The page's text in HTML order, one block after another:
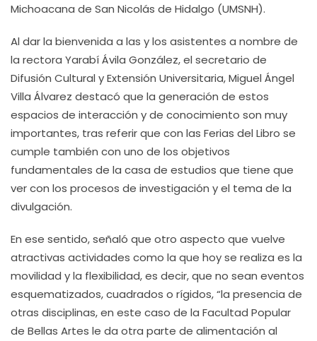
Michoacana de San Nicolás de Hidalgo (UMSNH).
Al dar la bienvenida a las y los asistentes a nombre de
la rectora Yarabí Ávila González, el secretario de
Difusión Cultural y Extensión Universitaria, Miguel Ángel
Villa Álvarez destacó que la generación de estos
espacios de interacción y de conocimiento son muy
importantes, tras referir que con las Ferias del Libro se
cumple también con uno de los objetivos
fundamentales de la casa de estudios que tiene que
ver con los procesos de investigación y el tema de la
divulgación.
En ese sentido, señaló que otro aspecto que vuelve
atractivas actividades como la que hoy se realiza es la
movilidad y la flexibilidad, es decir, que no sean eventos
esquematizados, cuadrados o rígidos, “la presencia de
otras disciplinas, en este caso de la Facultad Popular
de Bellas Artes le da otra parte de alimentación al